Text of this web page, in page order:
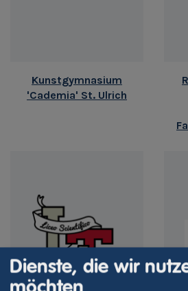
Kunstgymnasium
'Cademia' St. Ulrich
Dienste, die wir